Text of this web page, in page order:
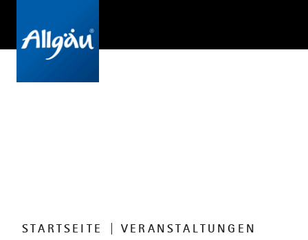
STARTSEITE VERANSTALTUNGEN